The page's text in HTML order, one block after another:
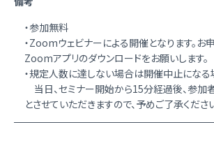
・参加無料
・Zoomウェビナーによる開催となります。お
Zoomアプリのダウンロードをお願いします。
・規定人数に達しない場合は開催中止になる
当日、セミナー開始から15分経過後、参加
とさせていただきますので、予めご了承くださ